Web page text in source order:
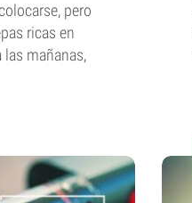
pero
ricas en
las mañanas,